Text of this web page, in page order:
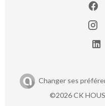
Changer ses
©2026 CK